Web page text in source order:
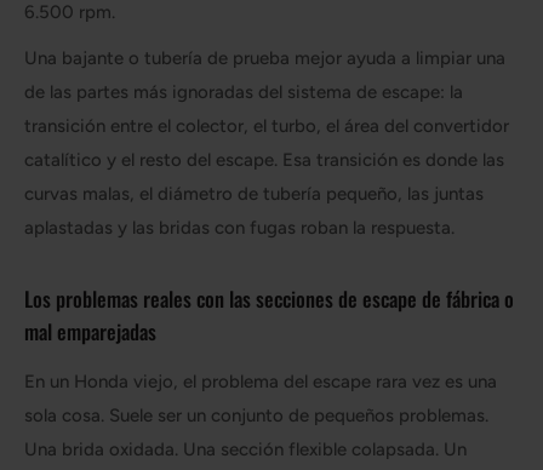
6.500 rpm.
Una bajante o tubería de prueba mejor ayuda a limpiar una
de las partes más ignoradas del sistema de escape: la
transición entre el colector, el turbo, el área del convertidor
catalítico y el resto del escape. Esa transición es donde las
curvas malas, el diámetro de tubería pequeño, las juntas
aplastadas y las bridas con fugas roban la respuesta.
Los problemas reales con las secciones de escape de fábrica o
mal emparejadas
En un Honda viejo, el problema del escape rara vez es una
sola cosa. Suele ser un conjunto de pequeños problemas.
Una brida oxidada. Una sección flexible colapsada. Un